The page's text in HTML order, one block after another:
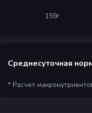
159г
Среднесуточная
* Расчет